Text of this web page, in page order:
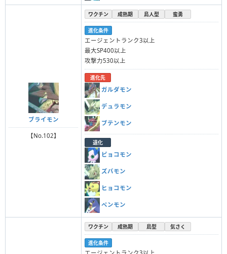
ブライモン
【No.102】
ワクチン 成熟期 鳥人型 蛮勇
進化条件
エージェントランク3以上
最大SP400以上
攻撃力530以上
進化先
ガルダモン
デュラモン
ブテンモン
退化
ピョコモン
ズバモン
ヒョコモン
ペンモン
ワクチン 成熟期 鳥型 気さく
進化条件